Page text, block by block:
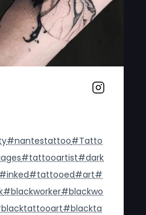
#nantestattoo#Tatto
#tattooartist#dark
#inked#tattooed#art#
#blackworker#blackwo
#blackta